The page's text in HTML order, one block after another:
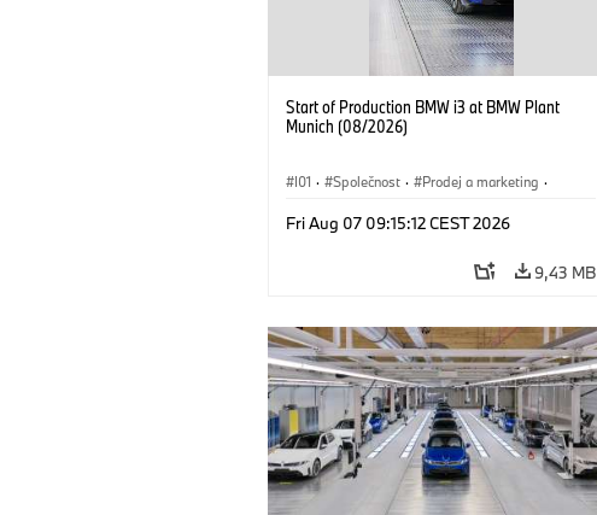
Start of Production BMW i3 at BMW Plant
Munich (08/2026)
I01 · Společnost · Prodej a marketing ·
Fri Aug 07 09:15:12 CEST 2026
9,43 MB